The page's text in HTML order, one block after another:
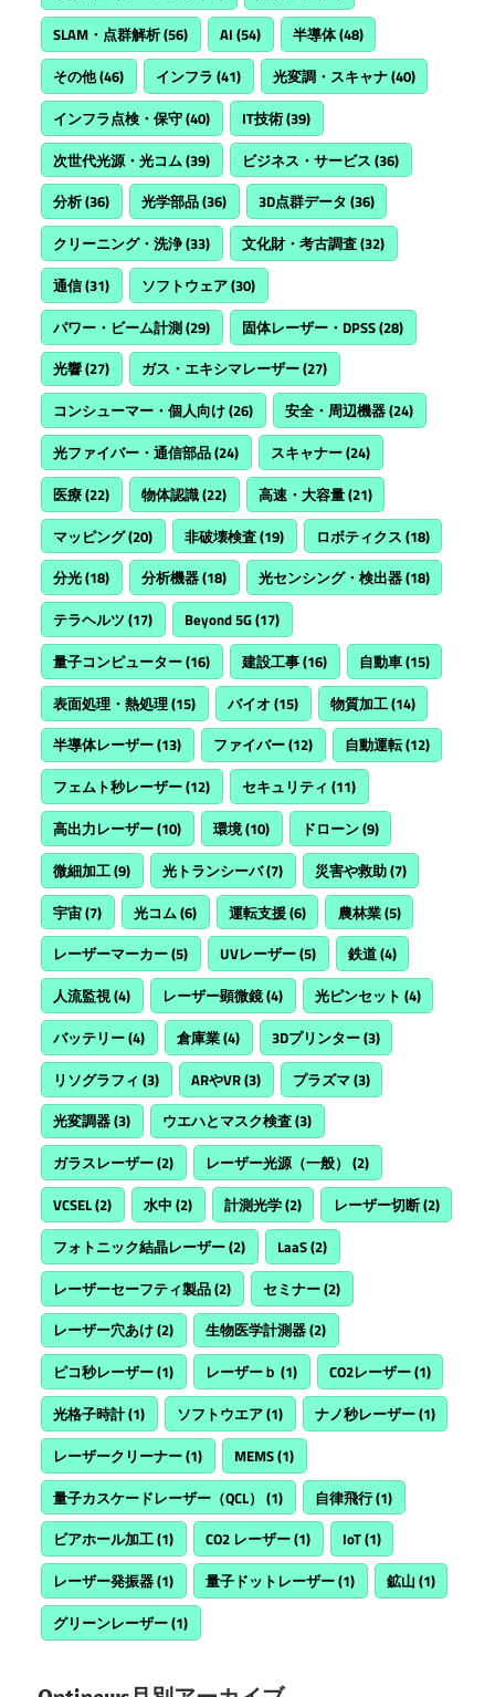
SLAM・点群解析(56) AI (54) 半導体(48)
その他(46) インフラ (41) 光変調・スキャナ(40)
インフラ点検・保守(40) IT技術(39)
次世代光源・光コム(39) ビジネス・サービス (36)
分析(36) 光学部品(36) 3D点群データ (36)
クリーニング・洗浄(33) 文化財・考古調査(32)
通信(31) ソフトウェア(30)
パワー・ビーム計測(29) 固体レーザー・DPSS(28)
光響(27) ガス・エキシマレーザー(27)
コンシューマー・個人向け(26) 安全・周辺機器(24)
光ファイバー・通信部品(24) スキャナー(24)
医療(22) 物体認識(22) 高速・大容量(21)
マッピング(20) 非破壊検査(19) ロボティクス (18)
分光(18) 分析機器(18) 光センシング・検出器(18)
テラヘルツ (17) Beyond 5G(17)
量子コンピューター(16) 建設工事(16) 自動車(15)
表面処理・熱処理(15) バイオ (15) 物質加工(14)
半導体レーザー(13) ファイバー(12) 自動運転(12)
フェムト秒レーザー(12) セキュリティ (11)
高出力レーザー(10) 環境(10) ドローン(9)
微細加工(9) 光トランシーバ(7) 災害や救助(7)
宇宙(7) 光コム(6) 運転支援(6) 農林業(5)
レーザーマーカー(5) UVレーザー(5) 鉄道(4)
人流監視(4) レーザー顕微鏡(4) 光ピンセット (4)
バッテリー(4) 倉庫業(4) 3Dプリンター(3)
リソグラフィ (3) ARやVR(3) プラズマ(3)
光変調器(3) ウエハとマスク検査(3)
ガラスレーザー(2) レーザー光源（一般） (2)
VCSEL(2) 水中 (2) 計測光学(2) レーザー切断(2)
フォトニック結晶レーザー(2) LaaS(2)
レーザーセーフティ製品(2) セミナー(2)
レーザー穴あけ(2) 生物医学計測器(2)
ピコ秒レーザー(1) レーザーｂ (1) CO2レーザー(1)
光格子時計(1) ソフトウエア(1) ナノ秒レーザー(1)
レーザークリーナー(1) MEMS(1)
量子カスケードレーザー（QCL） (1) 自律飛行(1)
ビアホール加工(1) CO2 レーザー(1) IoT(1)
レーザー発振器(1) 量子ドットレーザー(1) 鉱山 (1)
グリーンレーザー(1)